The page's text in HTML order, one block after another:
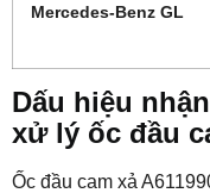
Mercedes-Benz GL
Dấu hiệu
xử lý ốc đầu
Ốc đầu cam xả